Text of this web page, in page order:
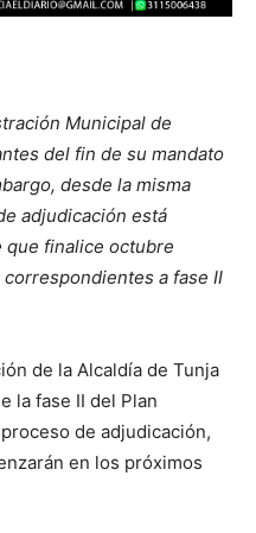
Municipal de
del fin de su mandato
desde la misma
adjudicación está
que finalice octubre
a fase II
de la Alcaldía de Tunja
la fase II del Plan
de adjudicación,
en los próximos